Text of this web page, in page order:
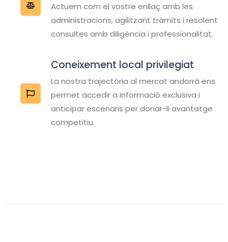
Actuem com el vostre enllaç amb les
administracions, agilitzant tràmits i resolent
consultes amb diligència i professionalitat.
Coneixement local privilegiat
La nostra trajectòria al mercat andorrà ens
permet accedir a informació exclusiva i
anticipar escenaris per donar-li avantatge
competitiu.